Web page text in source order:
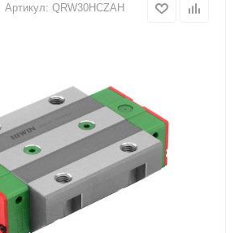
Артикул: QRW30HCZAH